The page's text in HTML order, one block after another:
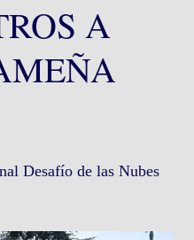
A
Desafío de las Nubes